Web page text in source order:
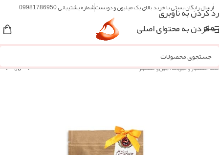
رد کردن به ناوبری
رد کردن به محتوای اصلی
ارسال رایگان پستی با خرید بالای یک میلیون و دویستشماره پشتیبانی 09981786950
منو
خانه/خشکبار و حبوبات/آجیل و خشکبار